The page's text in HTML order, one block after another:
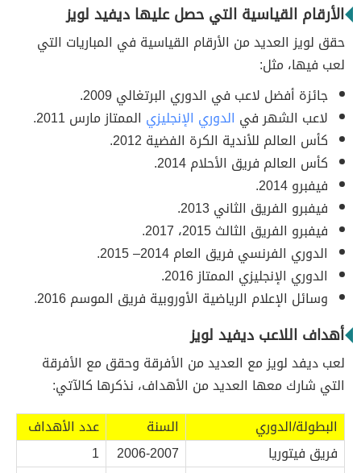
الأرقام القياسية التي حصل عليها ديفيد لويز
حقق لويز العديد من الأرقام القياسية في المباريات التي
لعب فيها، مثل:
جائزة أفضل لاعب في الدوري البرتغالي 2009.
لاعب الشهر في الدوري الإنجليزي الممتاز مارس 2011.
كأس العالم للأندية الكرة الفضية 2012.
كأس العالم فريق الأحلام 2014.
فيفبرو 2014.
فيفبرو الفريق الثاني 2013.
فيفبرو الفريق الثالث 2015، 2017.
الدوري الفرنسي فريق العام 2014– 2015.
الدوري الإنجليزي الممتاز 2016.
وسائل الإعلام الرياضية الأوروبية فريق الموسم 2016.
أهداف اللاعب ديفيد لويز
لعب ديفد لويز مع العديد من الأفرقة وحقق مع الأفرقة
التي شارك معها العديد من الأهداف، نذكرها كالآتي:
البطولة/الدوري
السنة
عدد الأهداف
فريق فيتوريا
2006-2007
1